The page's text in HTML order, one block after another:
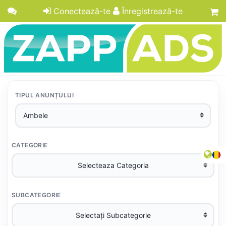
Conectează-te Înregistrează-te
TIPUL ANUNȚULUI
CATEGORIE
SUBCATEGORIE